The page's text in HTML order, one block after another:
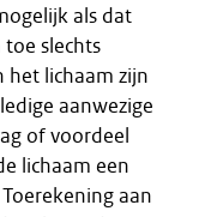
als dat
slechts
het lichaam zijn
aanwezige
of voordeel
lichaam een
aan